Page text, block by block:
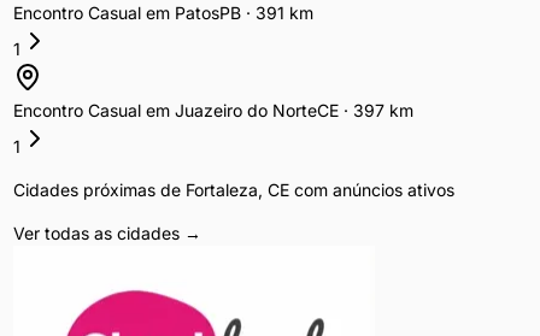
Encontro Casualem PatosPB· 391 km
1
Encontro Casualem Juazeiro do NorteCE· 397km
1
Cidades próximas de Fortaleza, CEcom anúncios ativos
Ver todas as cidades →